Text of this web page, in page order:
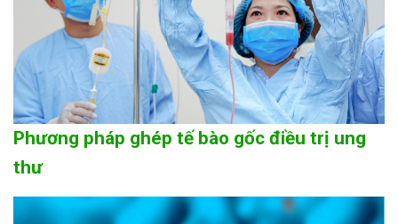
Phương pháp ghép tế bào gốc điều trị ung
thư